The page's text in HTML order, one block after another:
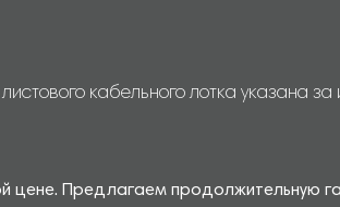
кабельного лотка указана за
цене. Предлагаем продолжительную